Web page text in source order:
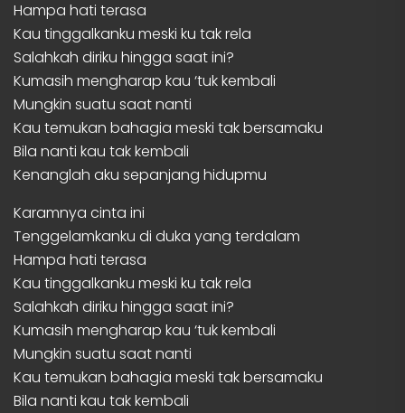
Hampa hati terasa
Kau tinggalkanku meski ku tak rela
Salahkah diriku hingga saat ini?
Kumasih mengharap kau ‘tuk kembali
Mungkin suatu saat nanti
Kau temukan bahagia meski tak bersamaku
Bila nanti kau tak kembali
Kenanglah aku sepanjang hidupmu
Karamnya cinta ini
Tenggelamkanku di duka yang terdalam
Hampa hati terasa
Kau tinggalkanku meski ku tak rela
Salahkah diriku hingga saat ini?
Kumasih mengharap kau ‘tuk kembali
Mungkin suatu saat nanti
Kau temukan bahagia meski tak bersamaku
Bila nanti kau tak kembali